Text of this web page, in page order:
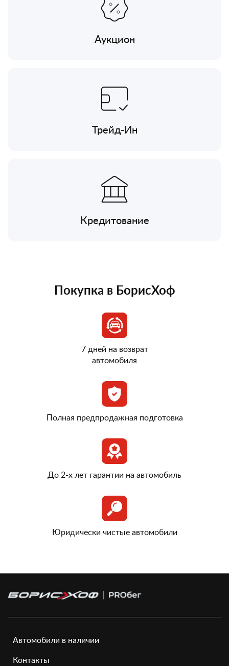
Аукцион
Трейд-Ин
Кредитование
Покупка в БорисХоф
7 дней на возврат
автомобиля
Полная предпродажная подготовка
До 2-х лет гарантии на автомобиль
Юридически чистые автомобили
Автомобили в наличии
Контакты